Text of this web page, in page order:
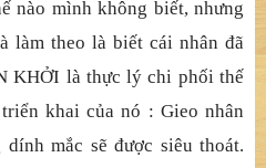
nào mình không biết, nhưng
làm theo là biết cái nhân đã
KHỞI là thực lý chi phối thế
khai của nó : Gieo nhân
mắc sẽ được siêu thoát.